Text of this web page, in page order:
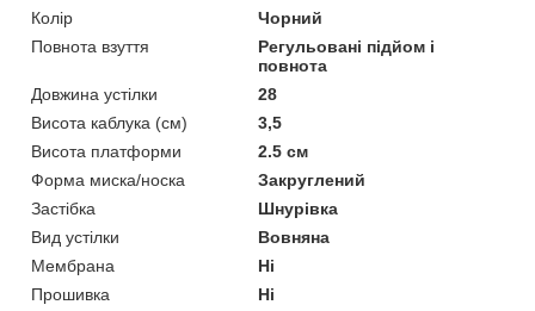
Колір
Чорний
Повнота взуття
Регульовані підйом і
повнота
Довжина устілки
28
Висота каблука (см)
3,5
Висота платформи
2.5 см
Форма миска/носка
Закруглений
Застібка
Шнурівка
Вид устілки
Вовняна
Мембрана
Ні
Прошивка
Ні